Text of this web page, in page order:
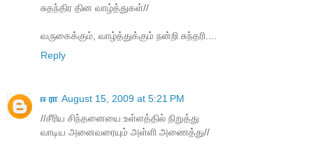
சுதந்திர தின வாழ்த்துகள்//
வருகைக்கும், வாழ்த்துக்கும் நன்றி சுந்தரி....
Reply
ஈ ரா August 15, 2009 at 5:21 PM
//சீரிய சிந்தனையை உள்ளத்தில் நிறுத்து
வாடிய அனைவரையும் அள்ளி அணைத்து//